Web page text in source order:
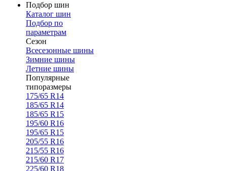
Подбор шин
Каталог шин
Подбор по
параметрам
Сезон
Всесезонные шины
Зимние шины
Летние шины
Популярные
типоразмеры
175/65 R14
185/65 R14
185/65 R15
195/60 R16
195/65 R15
205/55 R16
215/55 R16
215/60 R17
225/60 R18